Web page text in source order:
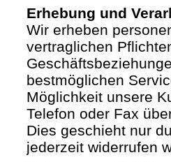
Erhebung und
Wir erheben
vertraglichen
bestmöglichen
Möglichkeit unsere
Telefon oder Fax
Dies geschieht nur
jederzeit widerrufen